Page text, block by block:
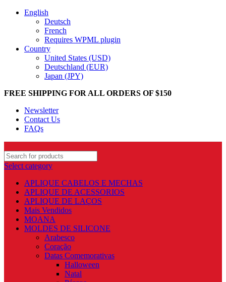
English
Deutsch
French
Requires WPML plugin
Country
United States (USD)
Deutschland (EUR)
Japan (JPY)
FREE SHIPPING FOR ALL ORDERS OF $150
Newsletter
Contact Us
FAQs
Select category
APLIQUE CABELOS E MECHAS
APLIQUE DE ACESSORIOS
APLIQUE DE LAÇOS
Mais Vendidos
MOANA
MOLDES DE SILICONE
Arabesco
Coração
Datas Comemorativas
Halloween
Natal